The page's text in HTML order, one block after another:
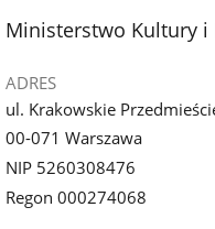
stopka
Ministerstwo Kultury i
ADRES
ul. Krakowskie
00-071 Warszawa
NIP 5260308476
Regon 000274068